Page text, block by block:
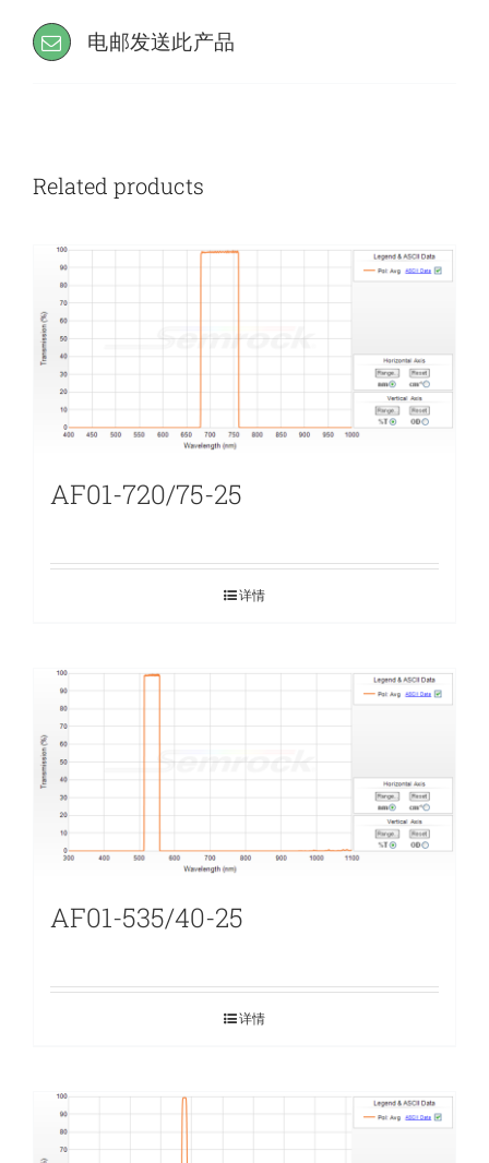
电邮发送此产品
Related products
AF01-720/75-25
详情
AF01-535/40-25
详情